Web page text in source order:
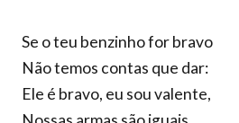
Se o teu benzinho for bravo
Não temos contas que dar:
Ele é bravo, eu sou valente,